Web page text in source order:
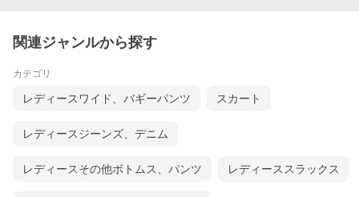
関連ジャンルから探す
カテゴリ
レディースワイド、バギーパンツ スカート
レディースジーンズ、デニム
レディースその他ボトムス、パンツ レディーススラックス